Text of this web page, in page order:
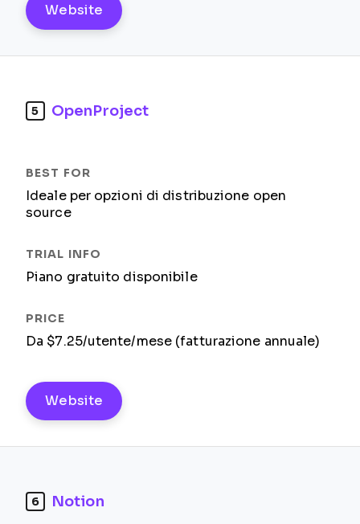
Website
5 OpenProject
Ideale per opzioni di distribuzione open
source
Piano gratuito disponibile
Da $7.25/utente/mese (fatturazione annuale)
Website
6 Notion